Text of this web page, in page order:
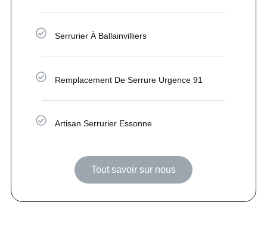
Serrurier À Ballainvilliers
Remplacement De Serrure Urgence 91
Artisan Serrurier Essonne
Tout savoir sur nous